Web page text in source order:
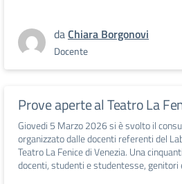
daChiara Borgonovi
Docente
Prove aperte al Teatro La
Giovedi 5 Marzo 2026 si è svolto il
organizzato dalle docenti referenti del
Teatro La Fenice di Venezia. Una
docenti, studenti e studentesse,